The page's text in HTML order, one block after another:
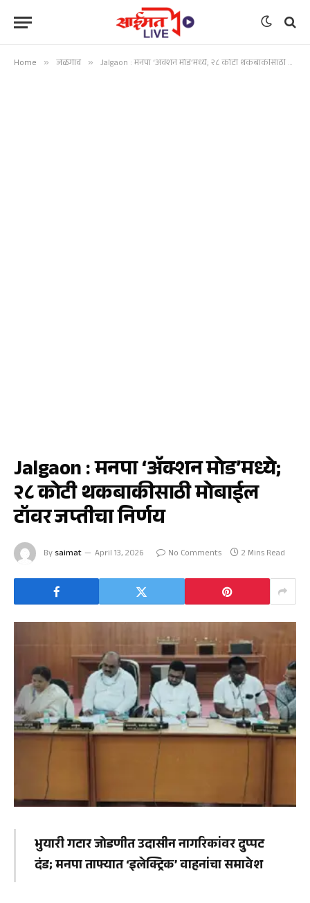
Home » जळगाव » Jalgaon : मनपा ‘अ‍ॅक्शन मोड’मध्ये; २८ कोटी थकबाकीसाठी मोबाईल टॉवर जप्तीचा निर्णय
Jalgaon : मनपा ‘अ‍ॅक्शन मोड’मध्ये;
२८ कोटी थकबाकीसाठी मोबाईल
टॉवर जप्तीचा निर्णय
By saimat April 13, 2026 No Comments 2 Mins Read
भुयारी गटार जोडणीत उदासीन नागरिकांवर दुप्पट
दंड; मनपा ताफ्यात ‘इलेक्ट्रिक’ वाहनांचा समावेश